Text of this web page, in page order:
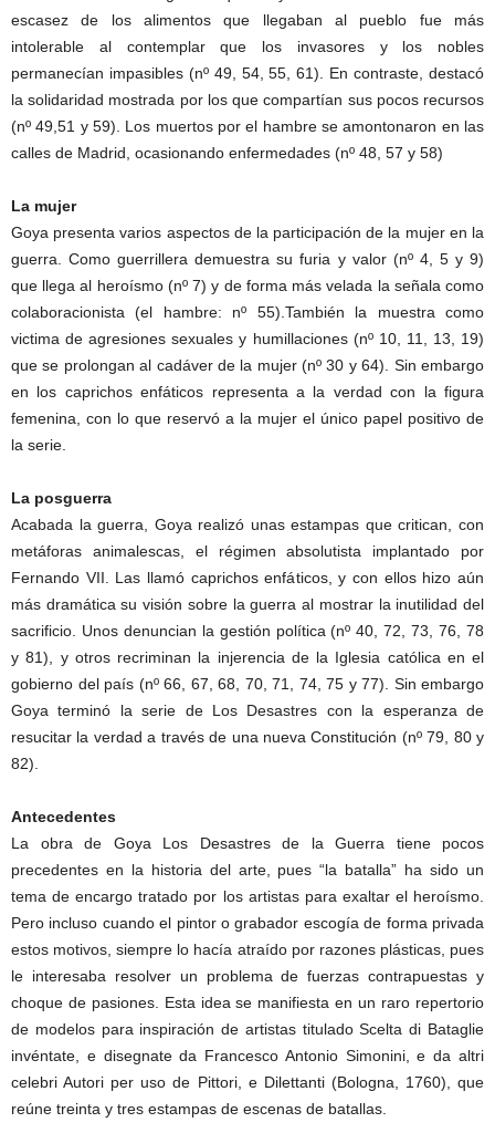
escasez de los alimentos que llegaban al pueblo fue más
intolerable al contemplar que los invasores y los nobles
permanecían impasibles (nº 49, 54, 55, 61). En contraste, destacó
la solidaridad mostrada por los que compartían sus pocos recursos
(nº 49,51 y 59). Los muertos por el hambre se amontonaron en las
calles de Madrid, ocasionando enfermedades (nº 48, 57 y 58)
La mujer
Goya presenta varios aspectos de la participación de la mujer en la
guerra. Como guerrillera demuestra su furia y valor (nº 4, 5 y 9)
que llega al heroísmo (nº 7) y de forma más velada la señala como
colaboracionista (el hambre: nº 55).También la muestra como
victima de agresiones sexuales y humillaciones (nº 10, 11, 13, 19)
que se prolongan al cadáver de la mujer (nº 30 y 64). Sin embargo
en los caprichos enfáticos representa a la verdad con la figura
femenina, con lo que reservó a la mujer el único papel positivo de
la serie.
La posguerra
Acabada la guerra, Goya realizó unas estampas que critican, con
metáforas animalescas, el régimen absolutista implantado por
Fernando VII. Las llamó caprichos enfáticos, y con ellos hizo aún
más dramática su visión sobre la guerra al mostrar la inutilidad del
sacrificio. Unos denuncian la gestión política (nº 40, 72, 73, 76, 78
y 81), y otros recriminan la injerencia de la Iglesia católica en el
gobierno del país (nº 66, 67, 68, 70, 71, 74, 75 y 77). Sin embargo
Goya terminó la serie de Los Desastres con la esperanza de
resucitar la verdad a través de una nueva Constitución (nº 79, 80 y
82).
Antecedentes
La obra de Goya Los Desastres de la Guerra tiene pocos
precedentes en la historia del arte, pues “la batalla” ha sido un
tema de encargo tratado por los artistas para exaltar el heroísmo.
Pero incluso cuando el pintor o grabador escogía de forma privada
estos motivos, siempre lo hacía atraído por razones plásticas, pues
le interesaba resolver un problema de fuerzas contrapuestas y
choque de pasiones. Esta idea se manifiesta en un raro repertorio
de modelos para inspiración de artistas titulado Scelta di Bataglie
invéntate, e disegnate da Francesco Antonio Simonini, e da altri
celebri Autori per uso de Pittori, e Dilettanti (Bologna, 1760), que
reúne treinta y tres estampas de escenas de batallas.